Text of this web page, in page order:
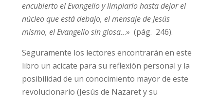
encubierto el Evangelio y limpiarlo hasta dejar el
núcleo que está debajo, el mensaje de Jesús
mismo, el Evangelio sin glosa...» (pág. 246).
Seguramente los lectores encontrarán en este
libro un acicate para su reflexión personal y la
posibilidad de un conocimiento mayor de este
revolucionario (Jesús de Nazaret y su